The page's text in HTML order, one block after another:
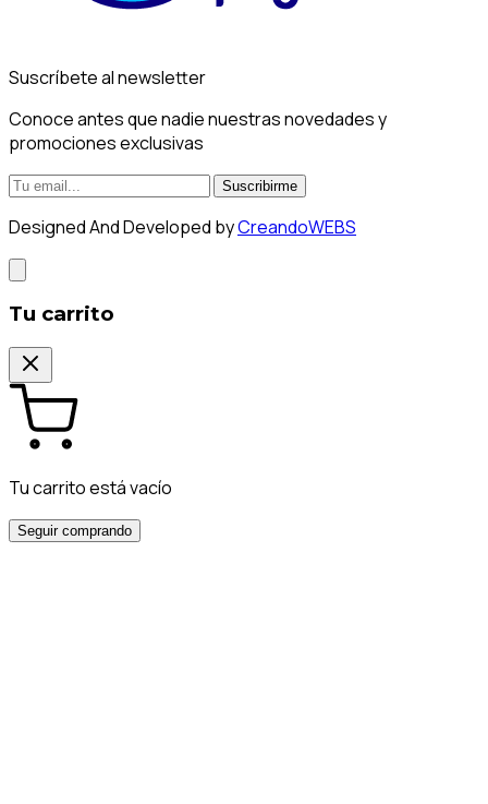
Suscríbete al newsletter
Conoce antes que nadie nuestras novedades y
promociones exclusivas
Suscribirme
Designed And Developed byCreandoWEBS
Tu carrito
Tu carrito está vacío
Seguir comprando